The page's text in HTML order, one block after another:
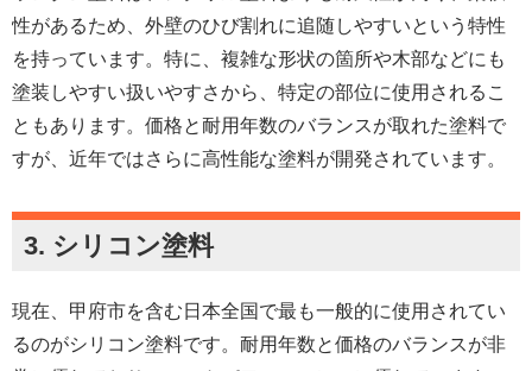
性があるため、外壁のひび割れに追随しやすいという特性
を持っています。特に、複雑な形状の箇所や木部などにも
塗装しやすい扱いやすさから、特定の部位に使用されるこ
ともあります。価格と耐用年数のバランスが取れた塗料で
すが、近年ではさらに高性能な塗料が開発されています。
3. シリコン塗料
現在、甲府市を含む日本全国で最も一般的に使用されてい
るのがシリコン塗料です。耐用年数と価格のバランスが非